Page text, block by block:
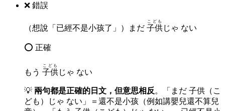
❌ 錯誤
（想說「已經不是小孩了」）まだ 子供
こども
じゃ ない
⭕ 正確
もう 子供
こども
じゃ ない
💡 兩句都是正確的日文，但意思相反 。「まだ 子供（こ
ども）じゃ ない」＝還不是小孩（例如講嬰兒還不算兒